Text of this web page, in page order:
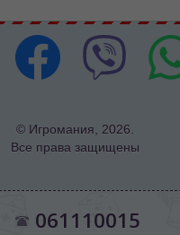
© Игромания, 2026.
Все права защищены
061110015